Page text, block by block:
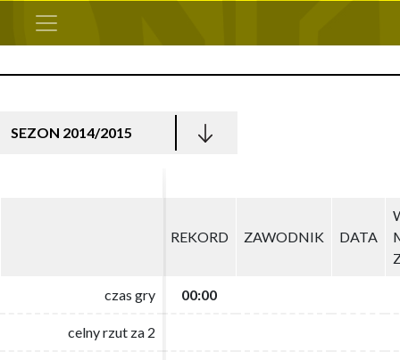
SEZON 2014/2015
REKORD ZAWODNIK DATA
czas gry 00:00
celny rzut za 2
REKORD ZAWODNIK DATA
czas gry 00:00
celny rzut za 2